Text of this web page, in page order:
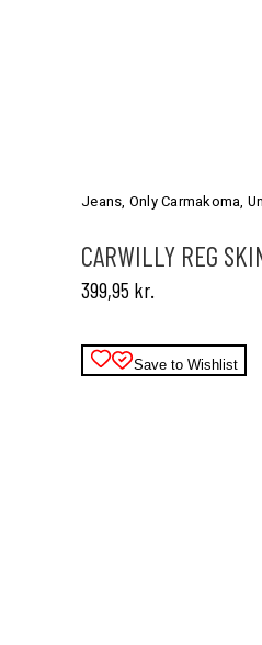
varianter.
Mulighederne
kan
varesiden
Jeans, Only Carmakoma,
CARWILLY REG
399,95 kr.
Save to Wishlist